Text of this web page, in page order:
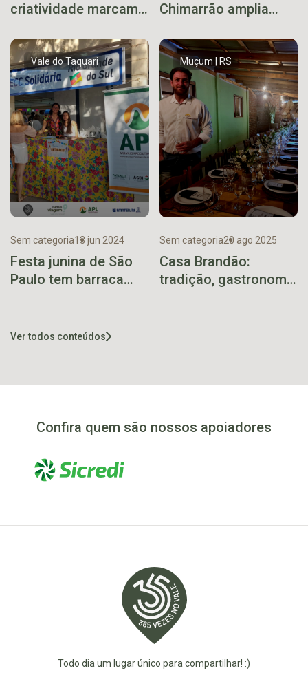
criatividade marcam
do Meio
Chimarrão amplia
Von Hügel Uvas de
Mesa
Vale do Taquari
Sem categoria13 jun 2024
Festa junina de São
Paulo tem barraca
Muçum | RS
Sem categoria20 ago 2025
Casa Brandão:
tradição, gastronomia
Ver todos conteúdos
Confira quem são nossos apoiadores
Todo dia um lugar único para compartilhar! :)